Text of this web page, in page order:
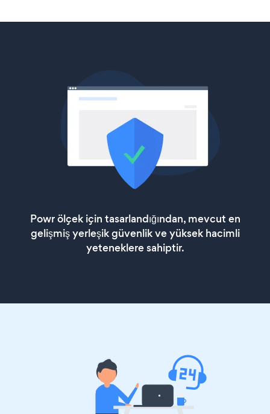
Powr ölçek için tasarlandığından, mevcut en
gelişmiş yerleşik güvenlik ve yüksek hacimli
yeteneklere sahiptir.